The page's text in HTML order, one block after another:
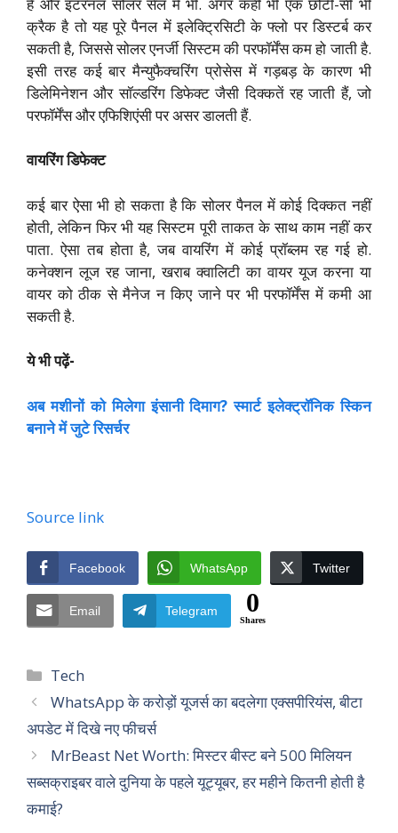
क्रैक है तो यह पूरे पैनल में इलेक्ट्रिसिटी के फ्लो पर डिस्टर्ब कर
सकती है, जिससे सोलर एनर्जी सिस्टम की परफॉर्मेंस कम हो जाती है.
इसी तरह कई बार मैन्युफैक्चरिंग प्रोसेस में गड़बड़ के कारण भी
डिलेमिनेशन और सॉल्डरिंग डिफेक्ट जैसी दिक्कतें रह जाती हैं, जो
परफॉर्मेंस और एफिशिएंसी पर असर डालती हैं.
वायरिंग डिफेक्ट
कई बार ऐसा भी हो सकता है कि सोलर पैनल में कोई दिक्कत नहीं
होती, लेकिन फिर भी यह सिस्टम पूरी ताकत के साथ काम नहीं कर
पाता. ऐसा तब होता है, जब वायरिंग में कोई प्रॉब्लम रह गई हो.
कनेक्शन लूज रह जाना, खराब क्वालिटी का वायर यूज करना या
वायर को ठीक से मैनेज न किए जाने पर भी परफॉर्मेंस में कमी आ
सकती है.
ये भी पढ़ें-
अब मशीनों को मिलेगा इंसानी दिमाग? स्मार्ट इलेक्ट्रॉनिक स्किन
बनाने में जुटे रिसर्चर
Source link
Facebook WhatsApp Twitter
Email Telegram 0
Shares
Categories
Tech
WhatsApp के करोड़ों यूजर्स का बदलेगा एक्सपीरियंस, बीटा
अपडेट में दिखे नए फीचर्स
MrBeast Net Worth: मिस्टर बीस्ट बने 500 मिलियन
सब्सक्राइबर वाले दुनिया के पहले यूट्यूबर, हर महीने कितनी होती है
कमाई?